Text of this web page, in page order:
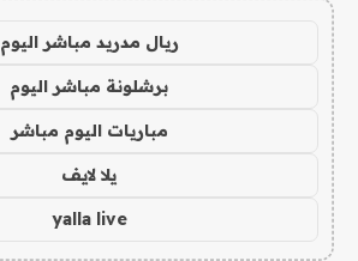
ريال مدريد مباشر اليوم
برشلونة مباشر اليوم
مباريات اليوم مباشر
يلا لايف
yalla live